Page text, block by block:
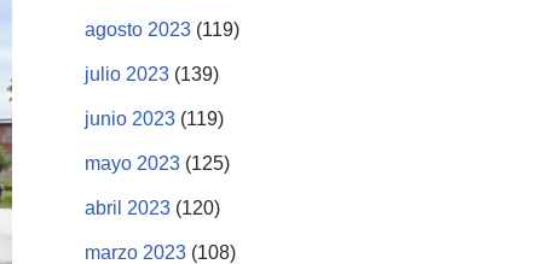
agosto 2023 (119)
julio 2023 (139)
junio 2023 (119)
mayo 2023 (125)
abril 2023 (120)
marzo 2023 (108)